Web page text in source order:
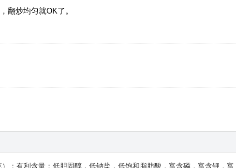
翻炒均匀就OK了。
；有利含量：低胆固醇，低钠盐，低饱和脂肪酸，富含磷，富含钾，富